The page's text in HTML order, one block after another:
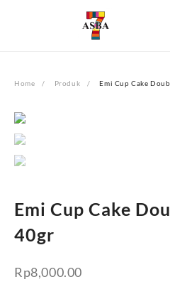
Home Produk Emi Cup Cake
Emi Cup Cake
40gr
Rp8,000.00